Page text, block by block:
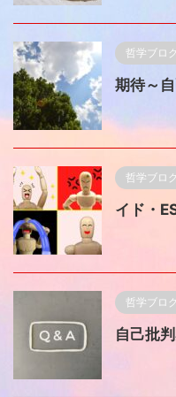
哲学ブロ
期待～
哲学ブロ
イド・
哲学ブロ
自己批